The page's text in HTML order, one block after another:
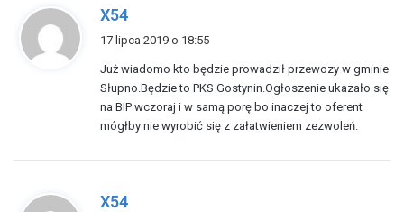
X54
z
e
17 lipca 2019 o 18:55
Już wiadomo kto będzie prowadził przewozy w gminie
Słupno.Będzie to PKS Gostynin.Ogłoszenie ukazało się
na BIP wczoraj i w samą porę bo inaczej to oferent
mógłby nie wyrobić się z załatwieniem zezwoleń.
X54